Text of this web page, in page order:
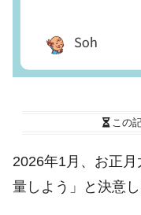
この
2026年1月、お正
量しよう」と決意し